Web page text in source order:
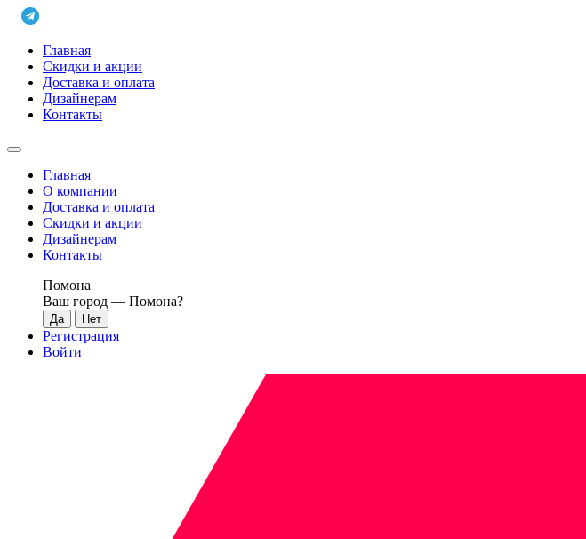
Главная
Скидки и акции
Доставка и оплата
Дизайнерам
Контакты
Главная
О компании
Доставка и оплата
Скидки и акции
Дизайнерам
Контакты
Помона
Ваш город — Помона?
Регистрация
Войти